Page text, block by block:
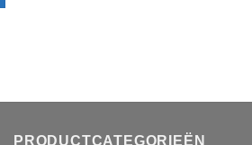
PRODUCTCATEGORIEËN